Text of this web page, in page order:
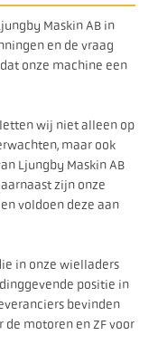
Maskin AB in
en de vraag
onze machine een
wij niet alleen op
maar ook
Ljungby Maskin AB
zijn onze
voldoen deze aan
in onze wielladers
positie in
bevinden
de motoren en ZF voor